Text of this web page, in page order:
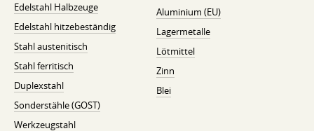
Edelstahl Halbzeuge
Edelstahl hitzebeständig
Stahl austenitisch
Stahl ferritisch
Duplexstahl
Sonderstähle (GOST)
Werkzeugstahl
Aluminium (EU)
Lagermetalle
Lötmittel
Zinn
Blei